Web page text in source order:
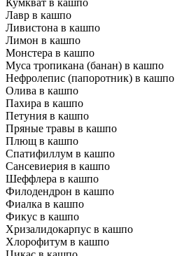
Кумкват в кашпо
Лавр в кашпо
Ливистона в кашпо
Лимон в кашпо
Монстера в кашпо
Муса тропикана (банан) в кашпо
Нефролепис (папоротник) в кашпо
Олива в кашпо
Пахира в кашпо
Петуния в кашпо
Пряные травы в кашпо
Плющ в кашпо
Спатифиллум в кашпо
Сансевиерия в кашпо
Шеффлера в кашпо
Филодендрон в кашпо
Фиалка в кашпо
Фикус в кашпо
Хризалидокарпус в кашпо
Хлорофитум в кашпо